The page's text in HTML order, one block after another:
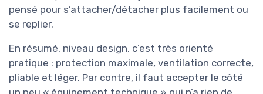
pensé pour s’attacher/détacher plus facilement ou
se replier.
En résumé, niveau design, c’est très orienté
pratique : protection maximale, ventilation correcte,
pliable et léger. Par contre, il faut accepter le côté